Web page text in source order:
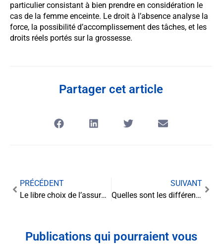
particulier consistant à bien prendre en considération le
cas de la femme enceinte. Le droit à l’absence analyse la
force, la possibilité d’accomplissement des tâches, et les
droits réels portés sur la grossesse.
Partager cet article
PRÉCÉDENT
Le libre choix de l’assurance emprunteur
SUIVANT
Quelles sont les différentes sanctions disciplinaires applicables en entreprise en fonction de la gravité de la faute
Publications qui pourraient vous